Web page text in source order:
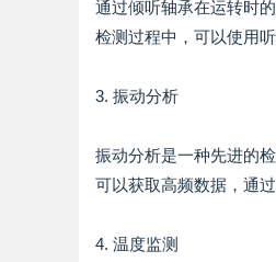
通过倾听轴承在运转时
检测过程中，可以使用
3. 振动分析
振动分析是一种先进的
可以获取高频数据，通
4. 温度监测